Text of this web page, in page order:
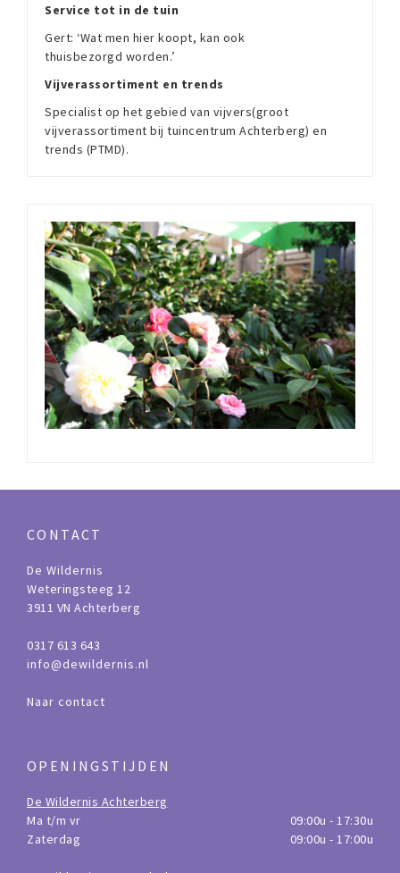
Service tot in de tuin
Gert: ‘Wat men hier koopt, kan ook
thuisbezorgd worden.’
Vijverassortiment en trends
Specialist op het gebied van vijvers(groot
vijverassortiment bij tuincentrum Achterberg) en
trends (PTMD).
CONTACT
De Wildernis
Weteringsteeg 12
3911 VN Achterberg
0317 613 643
info@dewildernis.nl
Naar contact
OPENINGSTIJDEN
De Wildernis Achterberg
Ma t/m vr
09:00u - 17:30u
Zaterdag
09:00u - 17:00u